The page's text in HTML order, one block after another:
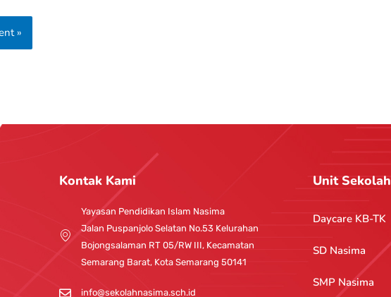
Kontak Kami
Yayasan Pendidikan Islam Nasima
Jalan Puspanjolo Selatan No.53 Kelurahan
Bojongsalaman RT 05/RW III, Kecamatan
Semarang Barat, Kota Semarang 50141
info@sekolahnasima.sch.id
Unit Sekolah
Daycare KB-TK
SD Nasima
SMP Nasima